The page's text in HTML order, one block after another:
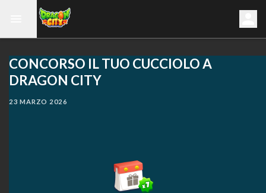
CONCORSO IL TUO CUCCIOLO A
DRAGON CITY
23 MARZO 2026